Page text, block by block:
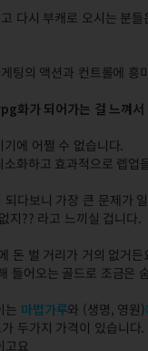
다시 부캐로 오시는 분
팅의 액션과 컨트롤에 흥
화가 되어가는 걸 느껴서
에 어쩔 수 없습니다.
화하고 효과적으로 렙업
다보니 가장 큰 문제가
지?? 라고 느끼실 겁니다.
돈 벌 거리가 거의 없거든
들어오는 골드로 조금은
는 마법가루와 (생명, 영원)
두가지 가격이 있습니
고요